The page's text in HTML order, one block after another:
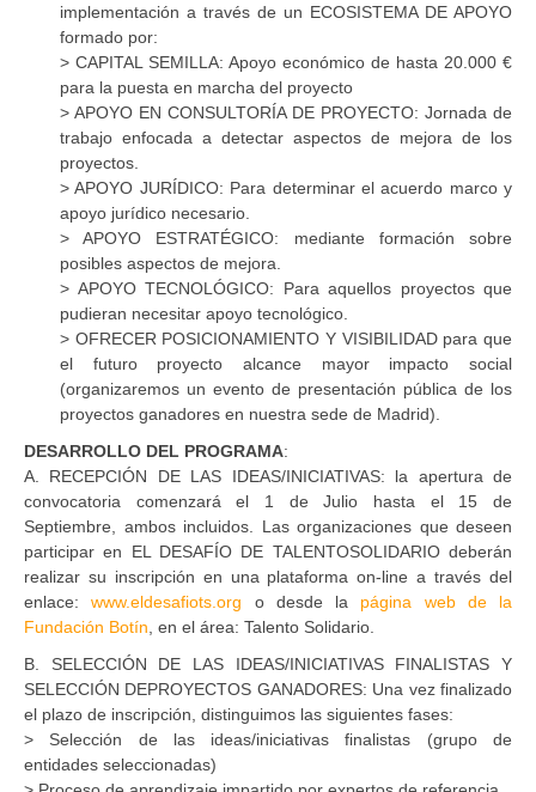
implementación a través de un ECOSISTEMADE APOYO
formado por:
> CAPITAL
SEMILLA: Apoyo económico de hasta 20.000 €
para la puesta en marcha del proyecto
> APOYO EN CONSULTORÍA DE PROYECTO: Jornada de
trabajo enfocada a detectar aspectos de mejora de los
proyectos.
>APOYO JURÍDICO: Para determinar el acuerdo marco y
apoyo jurídico necesario.
>APOYO ESTRATÉGICO: mediante formación sobre
posibles aspectos de mejora.
> APOYOTECNOLÓGICO: Para aquellos proyectos que
pudieran necesitar apoyo tecnológico.
> OFRECER POSICIONAMIENTO Y VISIBILIDADpara que
el futuro proyecto alcance mayor impacto social
(organizaremos un evento de presentación pública de los
proyectos ganadores en nuestra sede de Madrid).
DESARROLLO DEL PROGRAMA:
A. RECEPCIÓN DE LAS IDEAS/INICIATIVAS: la apertura de
convocatoria comenzará el 1 de Julio hasta el 15 de
Septiembre, ambos incluidos. Las organizaciones que deseen
participar en EL DESAFÍO DE TALENTOSOLIDARIOdeberán
realizar su inscripción en una plataforma on-line a través del
enlace:www.eldesafiots.org o desde la página web de la
Fundación Botín , en el área: Talento Solidario.
B. SELECCIÓN DE LAS IDEAS/INICIATIVAS FINALISTAS Y
SELECCIÓN DEPROYECTOS GANADORES: Una vez finalizado
el plazo de inscripción, distinguimos las siguientes fases:
> Selección de las ideas/iniciativas finalistas (grupo de
entidades seleccionadas)